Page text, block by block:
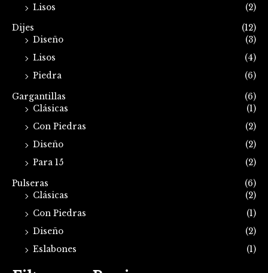
Lisos
(2)
Dijes
(12)
Diseño
(3)
Lisos
(4)
Piedra
(6)
Gargantillas
(6)
Clásicas
(1)
Con Piedras
(2)
Diseño
(2)
Para 15
(2)
Pulseras
(6)
Clásicas
(2)
Con Piedras
(1)
Diseño
(2)
Eslabones
(1)